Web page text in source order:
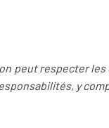
peut respecter
y